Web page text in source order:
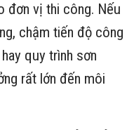
đơn vị thi công. Nếu
chậm tiến độ công
quy trình sơn
rất lớn đến môi